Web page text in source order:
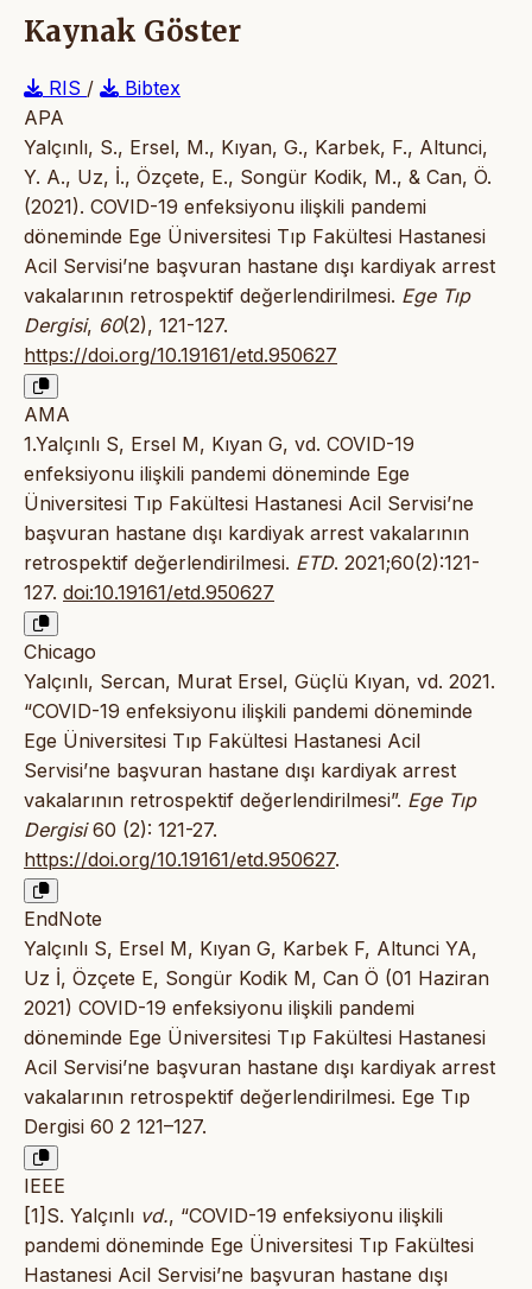
Kaynak Göster
RIS /
Bibtex
APA
Yalçınlı, S., Ersel, M., Kıyan, G., Karbek, F., Altunci,
Y. A., Uz, İ., Özçete, E., Songür Kodik, M., & Can, Ö.
(2021). COVID-19 enfeksiyonu ilişkili pandemi
döneminde Ege Üniversitesi Tıp Fakültesi Hastanesi
Acil Servisi’ne başvuran hastane dışı kardiyak arrest
vakalarının retrospektif değerlendirilmesi. Ege Tıp
Dergisi, 60(2), 121-127.
https://doi.org/10.19161/etd.950627
AMA
1.Yalçınlı S, Ersel M, Kıyan G, vd. COVID-19
enfeksiyonu ilişkili pandemi döneminde Ege
Üniversitesi Tıp Fakültesi Hastanesi Acil Servisi’ne
başvuran hastane dışı kardiyak arrest vakalarının
retrospektif değerlendirilmesi. ETD. 2021;60(2):121-
127. doi:10.19161/etd.950627
Chicago
Yalçınlı, Sercan, Murat Ersel, Güçlü Kıyan, vd. 2021.
“COVID-19 enfeksiyonu ilişkili pandemi döneminde
Ege Üniversitesi Tıp Fakültesi Hastanesi Acil
Servisi’ne başvuran hastane dışı kardiyak arrest
vakalarının retrospektif değerlendirilmesi”. Ege Tıp
Dergisi60 (2): 121-27.
https://doi.org/10.19161/etd.950627.
EndNote
Yalçınlı S, Ersel M, Kıyan G, Karbek F, Altunci YA,
Uz İ, Özçete E, Songür Kodik M, Can Ö (01 Haziran
2021) COVID-19 enfeksiyonu ilişkili pandemi
döneminde Ege Üniversitesi Tıp Fakültesi Hastanesi
Acil Servisi’ne başvuran hastane dışı kardiyak arrest
vakalarının retrospektif değerlendirilmesi. Ege Tıp
Dergisi 60 2 121–127.
IEEE
[1]S. Yalçınlı vd., “COVID-19 enfeksiyonu ilişkili
pandemi döneminde Ege Üniversitesi Tıp Fakültesi
Hastanesi Acil Servisi’ne başvuran hastane dışı